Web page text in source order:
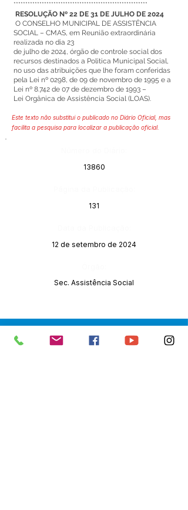
*********************************************************
RESOLUÇÃO Nº 22 DE 31 DE JULHO DE 2024
O CONSELHO MUNICIPAL DE ASSISTÊNCIA
SOCIAL – CMAS, em Reunião extraordinária
realizada no dia 23
de julho de 2024, órgão de controle social dos
recursos destinados a Politica Municipal Social,
no uso das atribuições que lhe foram conferidas
pela Lei nº 0298, de 09 de novembro de 1995 e a
Lei nº 8.742 de 07 de dezembro de 1993 –
Lei Orgânica de Assistência Social (LOAS).
Este texto não substitui o publicado no Diário Oficial, mas
facilita a pesquisa para localizar a publicação oficial.
13860
131
12 de setembro de 2024
Sec. Assistência Social